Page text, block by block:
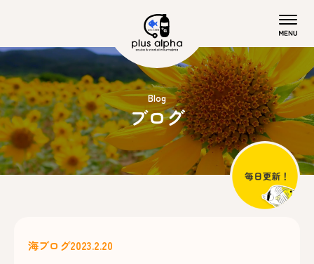
Blog
ブログ
海ブログ2023.2.20